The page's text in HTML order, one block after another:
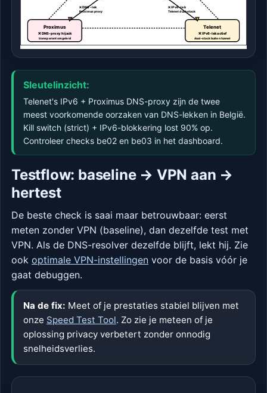
Proximus
❌ DNS-proxy hijack
transparant omgeleid
Telenet
❌ IPv6-lek actief
dual-stack buiten tunnel
❌ DNS-lek
Proximus proxy
❌ IPv6-lek
Telenet dual-stack
Sleutelinzicht:
Telenet's IPv6 + Proximus DNS-proxy zijn de twee
meest voorkomende oorzaken van DNS-lekken in België.
Kill switch (strict) + IPv6-blokkering lost 90% op.
Controleer checks be02 en be03 in het dashboard.
Testflow: baseline → VPN aan →
hertest
De beste check is saai maar betrouwbaar: eerst
meten zonder VPN (baseline), dan dezelfde test met
VPN. Als de DNS-resolver dezelfde blijft, lekt hij. Zie
ook optimale VPN-instellingen voor de basis vóór je
gaat debuggen.
Na de fix: Meet of je prestaties stabiel blijven met
onze Speed Test Tool. Zo zie je meteen of je
oplossing privacy verbetert zonder onnodig
snelheidsverlies.